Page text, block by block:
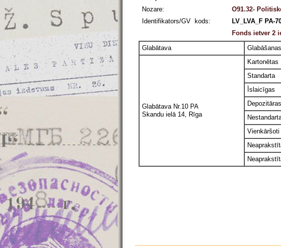
Nozare:
O91.32-
Identifikators/GV kods:
LV_LVA_F PA-
Fonds ietver 2
Glabātava
Glabātava Nr.10 PA
Skandu ielā 14, Rīga
Kartonētas
Standarta
Īslaicīgas
Depozitāras
Vienkāršoti